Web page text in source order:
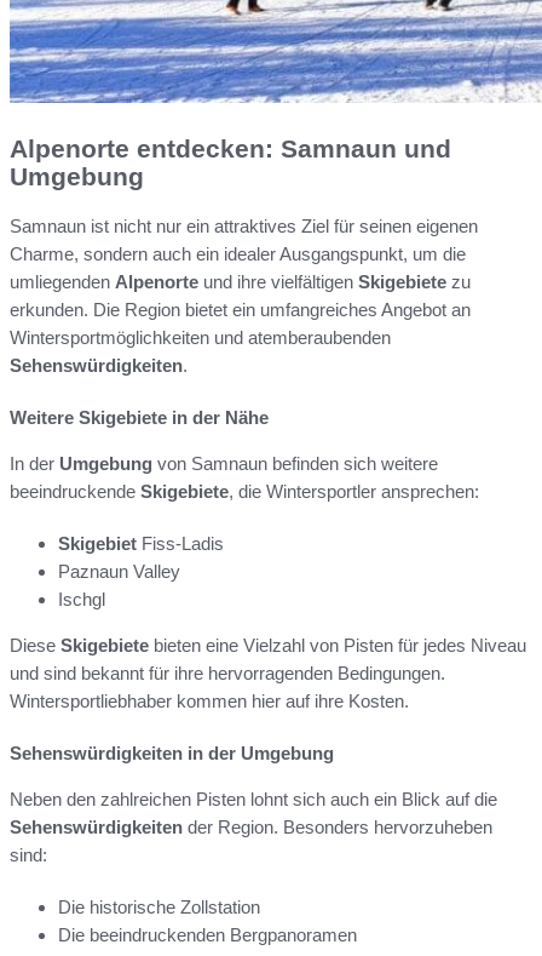
Alpenorte entdecken: Samnaun und
Umgebung
Samnaun ist nicht nur ein attraktives Ziel für seinen eigenen
Charme, sondern auch ein idealer Ausgangspunkt, um die
umliegenden Alpenorte und ihre vielfältigen Skigebiete zu
erkunden. Die Region bietet ein umfangreiches Angebot an
Wintersportmöglichkeiten und atemberaubenden
Sehenswürdigkeiten.
Weitere Skigebiete in der Nähe
In der Umgebung von Samnaun befinden sich weitere
beeindruckende Skigebiete, die Wintersportler ansprechen:
Skigebiet Fiss-Ladis
Paznaun Valley
Ischgl
Diese Skigebiete bieten eine Vielzahl von Pisten für jedes Niveau
und sind bekannt für ihre hervorragenden Bedingungen.
Wintersportliebhaber kommen hier auf ihre Kosten.
Sehenswürdigkeiten in der Umgebung
Neben den zahlreichen Pisten lohnt sich auch ein Blick auf die
Sehenswürdigkeiten der Region. Besonders hervorzuheben
sind:
Die historische Zollstation
Die beeindruckenden Bergpanoramen